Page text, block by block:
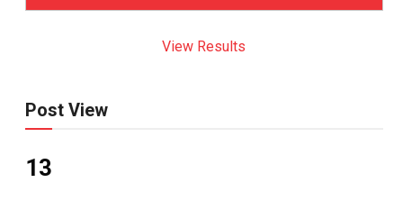
View Results
Post View
13